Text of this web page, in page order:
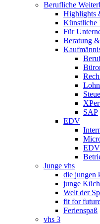
Berufliche
Highlights
Künstliche
Für
Beratung
SAP
EDV
EDV
Junge vhs
die jungen
junge
Welt der
fit for
Ferienspaß
vhs 3